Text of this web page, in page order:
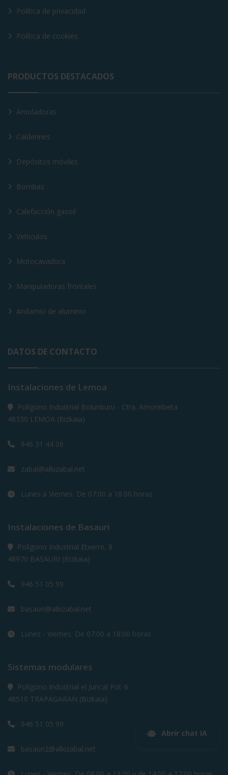
Política de privacidad
Política de cookies
PRODUCTOS DESTACADOS
Amoladoras
Calderines
Depósitos móviles
Bombas
Calefacción gasoil
Vehiculos
Motocavadora
Manipuladoras frontales
Andamio de aluminio
DATOS DE CONTACTO
Instalaciones de Lemoa
Polígono Industrial Bolunburu - Ctra. Amorebieta
48330 LEMOA (Bizkaia)
946 31 44 06
zabal@alkizabal.net
Lunes a Viernes: De 07:00 a 18:00 horas
Instalaciones de Basauri
Polígono Industrial Etxerre, 8
48970 BASAURI (Bizkaia)
946 51 05 99
basauri@alkizabal.net
Lunes - Viernes: De 07:00 a 18:00 horas
Sistemas modulares
Polígono Industrial el Juncal Pol. 6
48510 TRAPAGARAN (Bizkaia)
946 51 05 99
basauri2@alkizabal.net
Abrir chat IA